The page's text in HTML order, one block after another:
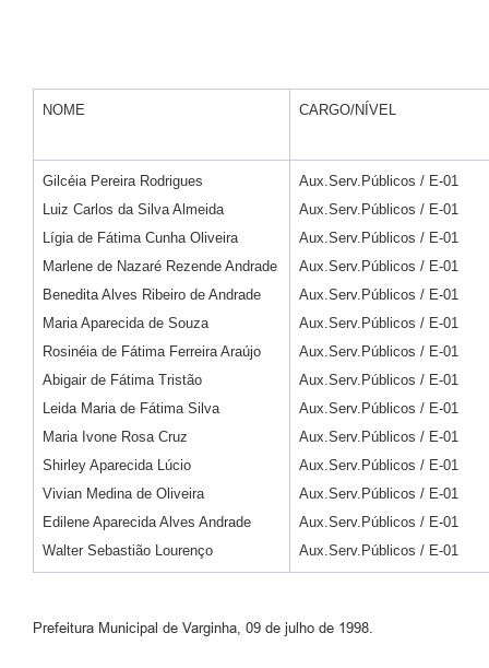
NOME CARGO/NÍVEL
Gilcéia Pereira Rodrigues
Luiz Carlos da Silva Almeida
Lígia de Fátima Cunha Oliveira
Marlene de Nazaré Rezende Andrade
Benedita Alves Ribeiro de Andrade
Maria Aparecida de Souza
Rosinéia de Fátima Ferreira Araújo
Abigair de Fátima Tristão
Leida Maria de Fátima Silva
Maria Ivone Rosa Cruz
Shirley Aparecida Lúcio
Vivian Medina de Oliveira
Edilene Aparecida Alves Andrade
Walter Sebastião Lourenço
Aux.Serv.Públicos / E-01
Aux.Serv.Públicos / E-01
Aux.Serv.Públicos / E-01
Aux.Serv.Públicos / E-01
Aux.Serv.Públicos / E-01
Aux.Serv.Públicos / E-01
Aux.Serv.Públicos / E-01
Aux.Serv.Públicos / E-01
Aux.Serv.Públicos / E-01
Aux.Serv.Públicos / E-01
Aux.Serv.Públicos / E-01
Aux.Serv.Públicos / E-01
Aux.Serv.Públicos / E-01
Aux.Serv.Públicos / E-01
Prefeitura Municipal de Varginha, 09 de julho de 1998.